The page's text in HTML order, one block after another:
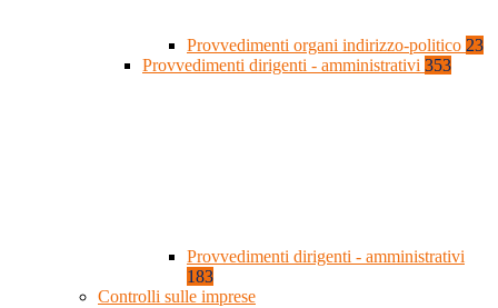
Provvedimenti organi indirizzo-politico 23
Provvedimenti dirigenti - amministrativi 353
Provvedimenti dirigenti - amministrativi
183
Controlli sulle imprese